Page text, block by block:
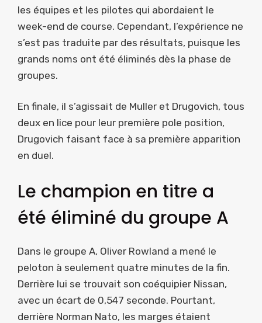
les équipes et les pilotes qui abordaient le
week-end de course. Cependant, l’expérience ne
s’est pas traduite par des résultats, puisque les
grands noms ont été éliminés dès la phase de
groupes.
En finale, il s’agissait de Muller et Drugovich, tous
deux en lice pour leur première pole position,
Drugovich faisant face à sa première apparition
en duel.
Le champion en titre a
été éliminé du groupe A
Dans le groupe A, Oliver Rowland a mené le
peloton à seulement quatre minutes de la fin.
Derrière lui se trouvait son coéquipier Nissan,
avec un écart de 0,547 seconde. Pourtant,
derrière Norman Nato, les marges étaient